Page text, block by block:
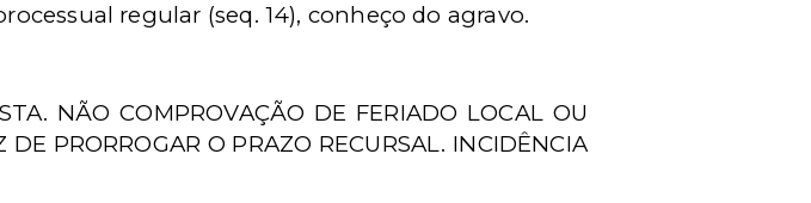
regular (seq. 14), conheço do agravo.
NÃO COMPROVAÇÃO DE FERIADO LOCAL OU
PRORROGAR O PRAZO RECURSAL. INCIDÊNCIA